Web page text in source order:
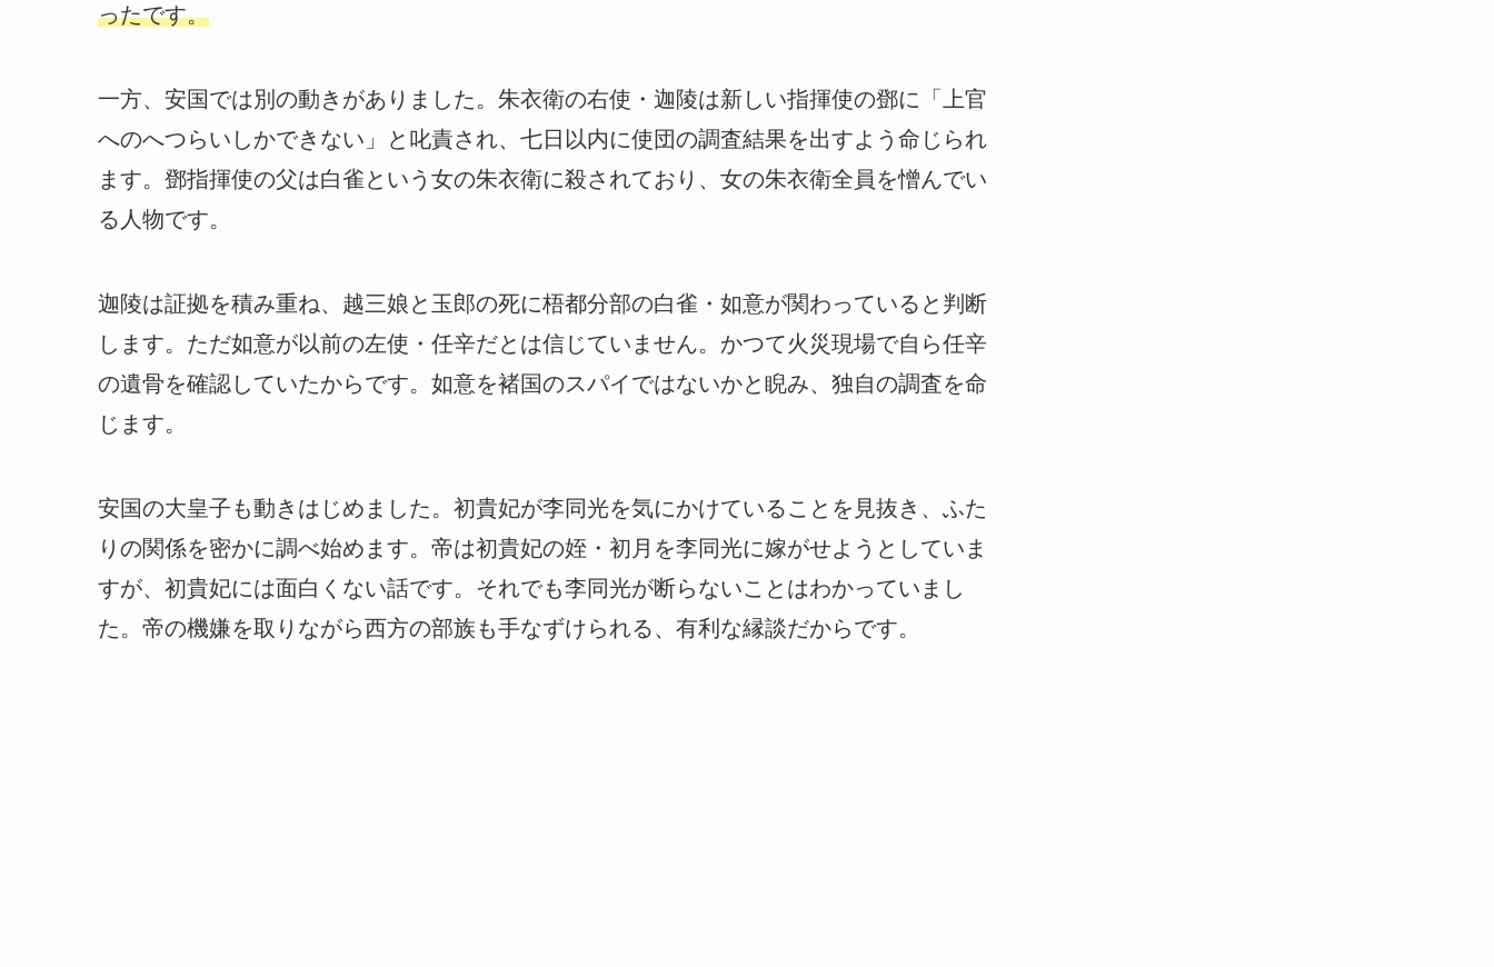
ったです。
一方、安国では別の動きがありました。朱衣衛の右使・迦陵は新しい指揮使の鄧に「上官
へのへつらいしかできない」と叱責され、七日以内に使団の調査結果を出すよう命じられ
ます。鄧指揮使の父は白雀という女の朱衣衛に殺されており、女の朱衣衛全員を憎んでい
る人物です。
迦陵は証拠を積み重ね、越三娘と玉郎の死に梧都分部の白雀・如意が関わっていると判断
します。ただ如意が以前の左使・任辛だとは信じていません。かつて火災現場で自ら任辛
の遺骨を確認していたからです。如意を褚国のスパイではないかと睨み、独自の調査を命
じます。
安国の大皇子も動きはじめました。初貴妃が李同光を気にかけていることを見抜き、ふた
りの関係を密かに調べ始めます。帝は初貴妃の姪・初月を李同光に嫁がせようとしていま
すが、初貴妃には面白くない話です。それでも李同光が断らないことはわかっていまし
た。帝の機嫌を取りながら西方の部族も手なずけられる、有利な縁談だからです。